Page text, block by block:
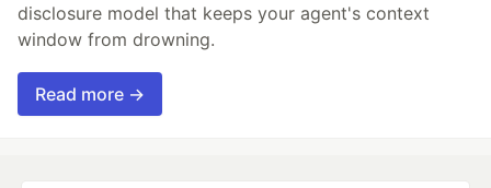
disclosure model that keeps your agent's context
window from drowning.
Read more →